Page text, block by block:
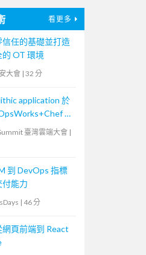
看更多
信任的基礎並打造
的 OT 環境
大會 | 32 分
application 於
的
自動化維運
臺灣雲端大會 |
到 DevOps 指標
付能力
| 46 分
網頁前端到 React